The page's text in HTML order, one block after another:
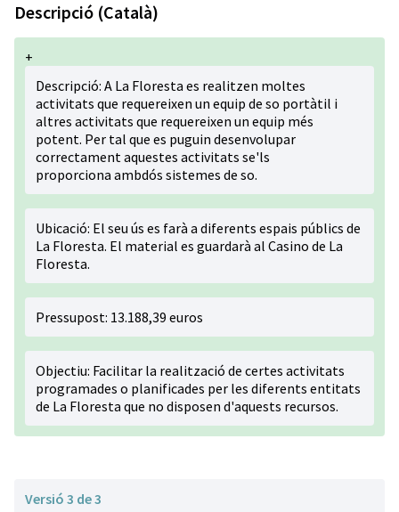
Descripció (Català)
+
Descripció: A La Floresta es realitzen moltes
activitats que requereixen un equip de so portàtil i
altres activitats que requereixen un equip més
potent. Per tal que es puguin desenvolupar
correctament aquestes activitats se'ls
proporciona ambdós sistemes de so.
Ubicació: El seu ús es farà a diferents espais públics de
La Floresta. El material es guardarà al Casino de La
Floresta.
Pressupost: 13.188,39 euros
Objectiu: Facilitar la realització de certes activitats
programades o planificades per les diferents entitats
de La Floresta que no disposen d'aquests recursos.
Versió 3 de 3